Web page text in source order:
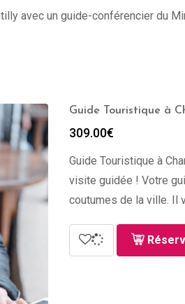
avec un guide-conférencier du
Guide Touristique à
309.00€
Guide Touristique à
visite guidée ! Votre
coutumes de la ville. Il